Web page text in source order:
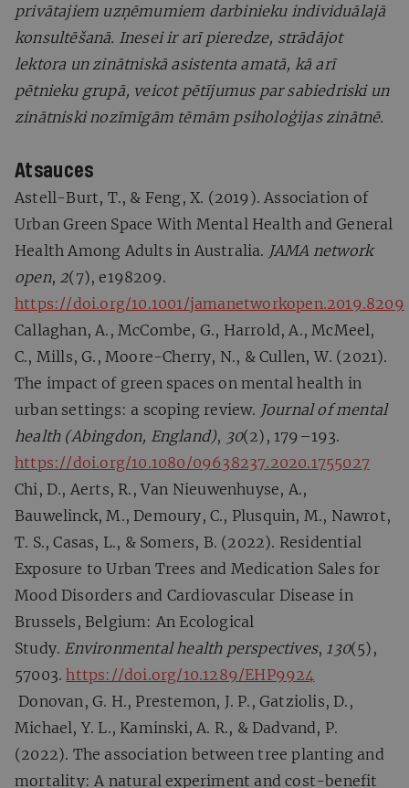
privātajiem uzņēmumiem darbinieku individuālajā
konsultēšanā. Inesei ir arī pieredze, strādājot
lektora un zinātniskā asistenta amatā, kā arī
pētnieku grupā, veicot pētījumus par sabiedriski un
zinātniski nozīmīgām tēmām psiholoģijas zinātnē.
Atsauces
Astell-Burt, T., & Feng, X. (2019). Association of
Urban Green Space With Mental Health and General
Health Among Adults in Australia. JAMA network
open, 2(7), e198209.
https://doi.org/10.1001/jamanetworkopen.2019.8209
Callaghan, A., McCombe, G., Harrold, A., McMeel,
C., Mills, G., Moore-Cherry, N., & Cullen, W. (2021).
The impact of green spaces on mental health in
urban settings: a scoping review. Journal of mental
health (Abingdon, England), 30(2), 179–193.
https://doi.org/10.1080/09638237.2020.1755027
Chi, D., Aerts, R., Van Nieuwenhuyse, A.,
Bauwelinck, M., Demoury, C., Plusquin, M., Nawrot,
T. S., Casas, L., & Somers, B. (2022). Residential
Exposure to Urban Trees and Medication Sales for
Mood Disorders and Cardiovascular Disease in
Brussels, Belgium: An Ecological
Study. Environmental health perspectives, 130(5),
57003.https://doi.org/10.1289/EHP9924
Donovan, G. H., Prestemon, J. P., Gatziolis, D.,
Michael, Y. L., Kaminski, A. R., & Dadvand, P.
(2022). The association between tree planting and
mortality: A natural experiment and cost-benefit